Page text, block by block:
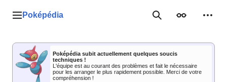
Menu principal
Poképédia RechercherApparence
Poképédia subit actuellement quelques soucis
techniques !
L'équipe est au courant des problèmes et fait le nécessaire
pour les arranger le plus rapidement possible. Merci de votre
compréhension !